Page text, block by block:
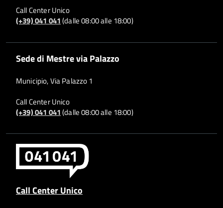
Call Center Unico
(+39) 041 041(dalle 08:00 alle 18:00)
Sede di Mestre via Palazzo
Municipio, Via Palazzo 1
Call Center Unico
(+39) 041 041(dalle 08:00 alle 18:00)
Call Center Unico